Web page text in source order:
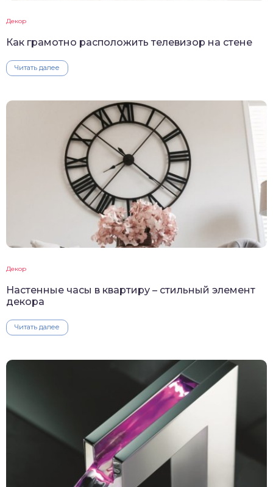
Декор
Как грамотно расположить телевизор на стене
Читать далее
Декор
Настенные часы в квартиру – стильный элемент
декора
Читать далее